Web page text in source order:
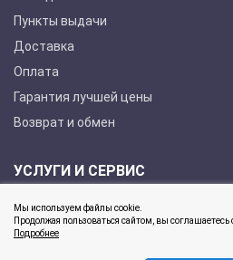
Пункты выдачи
Доставка
Оплата
Гарантия лучшей цены
Возврат и обмен
УСЛУГИ И СЕРВИС
Гарантийное обслуживание
Мы используем файлы cookie.
Продолжая пользоваться сайтом, вы соглашаетесь
Подробнее